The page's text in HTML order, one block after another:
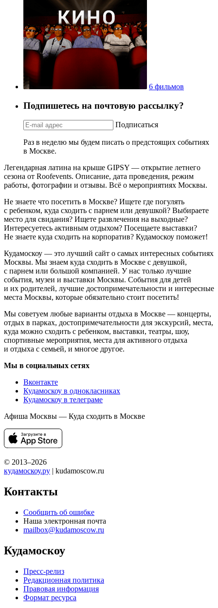
6 фильмов
Подпишетесь на почтовую рассылку?
Подписаться
Раз в неделю мы будем писать о предстоящих событиях
в Москве.
Легендарная латина на крыше GIPSY — открытие летнего
сезона от Roofevents. Описание, дата проведения, режим
работы, фотографии и отзывы. Всё о мероприятиях Москвы.
Не знаете что посетить в Москве? Ищете где погулять
с ребенком, куда сходить с парнем или девушкой? Выбираете
место для свидания? Ищете развлечения на выходные?
Интересуетесь активным отдыхом? Посещаете выставки?
Не знаете куда сходить на корпоратив? Кудамоскоу поможет!
Кудамоскоу — это лучший сайт о самых интересных событиях
Москвы. Мы знаем куда сходить в Москве с девушкой,
с парнем или большой компанией. У нас только лучшие
события, музеи и выставки Москвы. События для детей
и их родителей, лучшие достопримечательности и интересные
места Москвы, которые обязательно стоит посетить!
Мы советуем любые варианты отдыха в Москве — концерты,
отдых в парках, достопримечательности для экскурсий, места,
куда можно сходить с ребенком, выставки, театры, шоу,
спортивные мероприятия, места для активного отдыха
и отдыха с семьей, и многое другое.
Мы в социальных сетях
Вконтакте
Кудамоскоу в однокласниках
Кудамоскоу в телеграме
Афиша Москвы — Куда сходить в Москве
© 2013–2026
кудамоскоу.ру | kudamoscow.ru
Контакты
Сообщить об ошибке
Наша электронная почта
mailbox@kudamoscow.ru
Кудамоскоу
Пресс-релиз
Редакционная политика
Правовая информация
Формат ресурса